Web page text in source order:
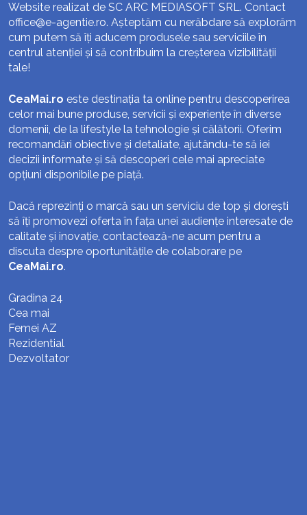
Website realizat de SC ARC MEDIASOFT SRL. Contact
office@e-agentie.ro. Așteptăm cu nerăbdare să explorăm
cum putem să îți aducem produsele sau serviciile în
centrul atenției și să contribuim la creșterea vizibilității
tale!
CeaMai.ro este destinația ta online pentru descoperirea
celor mai bune produse, servicii și experiențe în diverse
domenii, de la lifestyle la tehnologie și călătorii. Oferim
recomandări obiective și detaliate, ajutându-te să iei
decizii informate și să descoperi cele mai apreciate
opțiuni disponibile pe piață.
Dacă reprezinți o marcă sau un serviciu de top și dorești
să îți promovezi oferta în fața unei audiențe interesate de
calitate și inovație, contactează-ne acum pentru a
discuta despre oportunitățile de colaborare pe
CeaMai.ro.
Gradina 24
Cea mai
Femei AZ
Rezidential
Dezvoltator